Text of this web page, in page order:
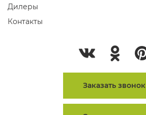
Дилеры
Контакты
Заказать звонок